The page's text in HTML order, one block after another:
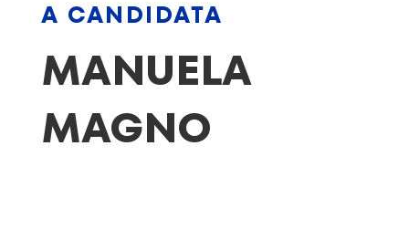
A CANDIDATA
MANUELA
MAGNO